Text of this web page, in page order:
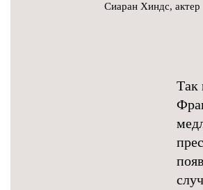
Сиаран Хиндс, актер
Так